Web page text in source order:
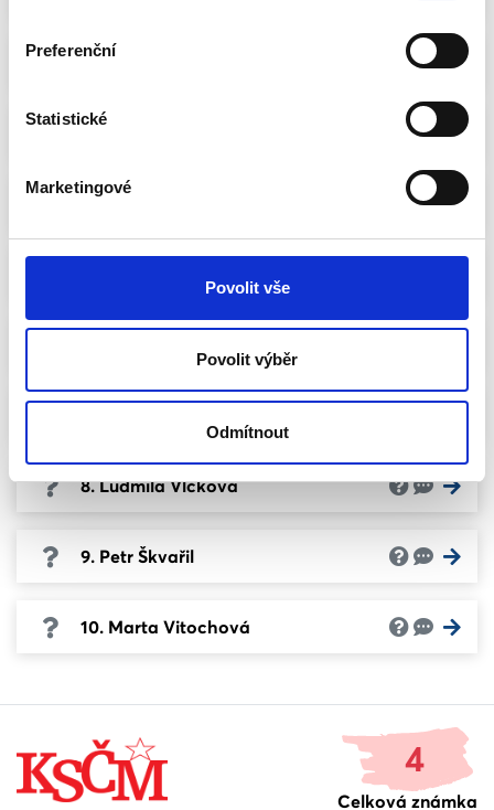
Preferenční
Statistické
Marketingové
Povolit vše
Povolit výběr
Odmítnout
PRO 2. Markéta Juchelková
4. Jan Chvojka
8. Ludmila Vlčková
9. Petr Škvařil
10. Marta Vitochová
4
Celková známka